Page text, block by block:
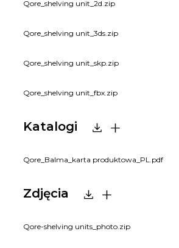
Qore_shelving unit_2d.zip
Qore_shelving unit_3ds.zip
Qore_shelving unit_skp.zip
Qore_shelving unit_fbx.zip
Katalogi
Qore_Balma_karta produktowa_PL.pdf
Zdjęcia
Qore-shelving units_photo.zip